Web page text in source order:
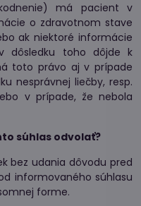
má pacient v
o zdravotnom stave
ak niektoré informácie
dôsledku toho dôjde k
toto právo aj v prípade
nesprávnej liečby, resp.
v prípade, že nebola
súhlas odvolať?
bez udania dôvodu pred
informovaného súhlasu
forme.